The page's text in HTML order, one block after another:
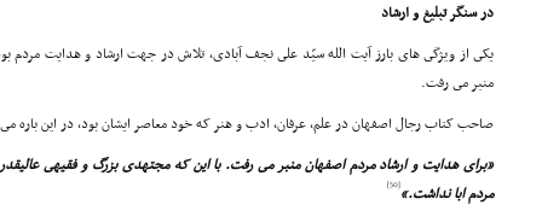
در سنگر تبلیغ و ارشاد
یکى از ویژگى هاى بارز آیت الله سیّد على نجف آبادى، تلاش در جهت ارشاد و هدایت مردم
منبر مى رفت.
صاحب کتاب رجال اصفهان در علم، عرفان، ادب و هنر که خود معاصر ایشان بود، در این باره
«براى هدایت و ارشاد مردم اصفهان منبر مى رفت. با این که مجتهدى بزرگ و فقیهى
مردم ابا نداشت.»[50]